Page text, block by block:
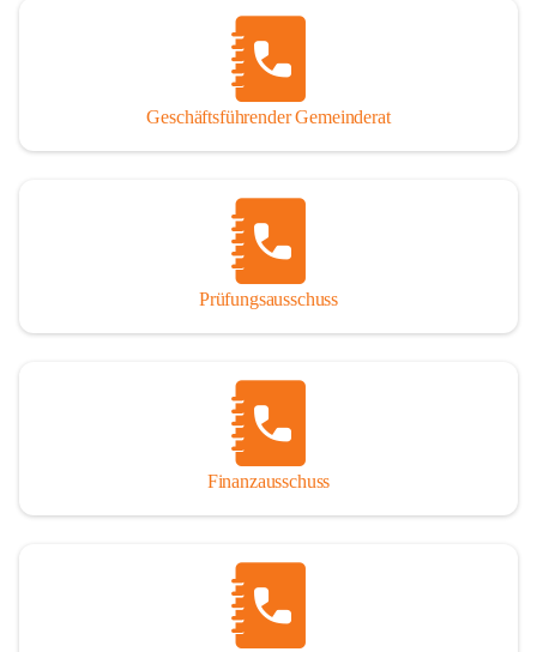
Geschäftsführender Gemeinderat
Prüfungsausschuss
Finanzausschuss